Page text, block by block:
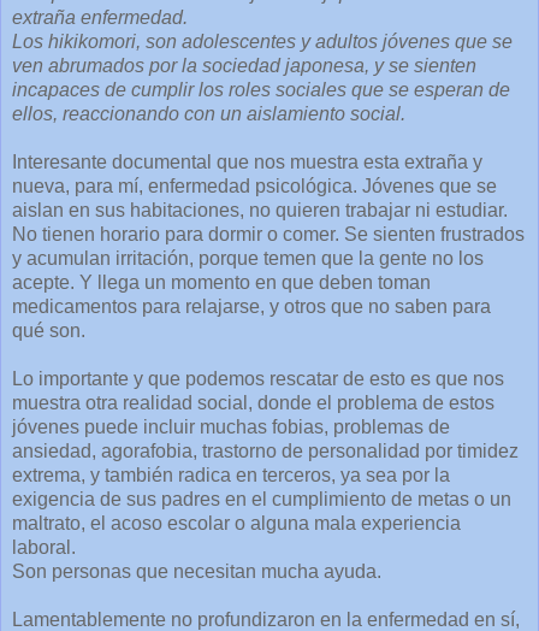
extraña enfermedad.
Los hikikomori, son adolescentes y adultos jóvenes que se
ven abrumados por la sociedad japonesa, y se sienten
incapaces de cumplir los roles sociales que se esperan de
ellos, reaccionando con un aislamiento social.
Interesante documental que nos muestra esta extraña y
nueva, para mí, enfermedad psicológica. Jóvenes que se
aislan en sus habitaciones, no quieren trabajar ni estudiar.
No tienen horario para dormir o comer. Se sienten frustrados
y acumulan irritación, porque temen que la gente no los
acepte. Y llega un momento en que deben toman
medicamentos para relajarse, y otros que no saben para
qué son.
Lo importante y que podemos rescatar de esto es que nos
muestra otra realidad social, donde el problema de estos
jóvenes puede incluir muchas fobias, problemas de
ansiedad, agorafobia, trastorno de personalidad por timidez
extrema, y también radica en terceros, ya sea por la
exigencia de sus padres en el cumplimiento de metas o un
maltrato, el acoso escolar o alguna mala experiencia
laboral.
Son personas que necesitan mucha ayuda.
Lamentablemente no profundizaron en la enfermedad en sí,